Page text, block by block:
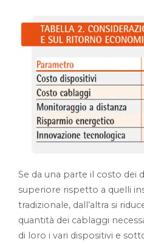
Se da una parte il costo dei
superiore rispetto a quelli
tradizionale, dall’altra si
quantità dei cablaggi
di loro i vari dispositivi e